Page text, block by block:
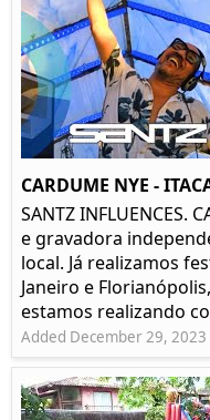
CARDUME NYE -
SANTZ INFLUENCES.
e gravadora
local. Já realizamos
Janeiro e
estamos realizando
Added December 29, 2023